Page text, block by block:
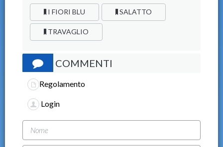
I FIORI BLU SALATTO
TRAVAGLIO
COMMENTI
Regolamento
Login